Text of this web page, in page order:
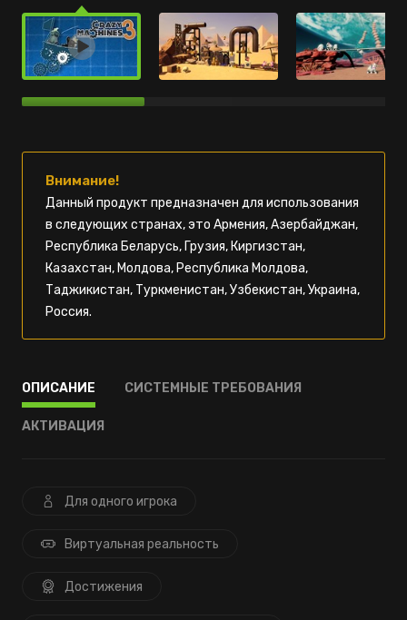
Внимание!
Данный продукт предназначен для использования
в следующих странах, это Армения, Азербайджан,
Республика Беларусь, Грузия, Киргизстан,
Казахстан, Молдова, Республика Молдова,
Таджикистан, Туркменистан, Узбекистан, Украина,
Россия.
ОПИСАНИЕ СИСТЕМНЫЕ ТРЕБОВАНИЯ
АКТИВАЦИЯ
Для одного игрока
Виртуальная реальность
Достижения